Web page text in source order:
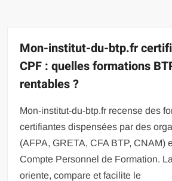
Mon-institut-du-btp.fr
CPF : quelles formations
rentables ?
Mon-institut-du-btp.fr recense des
certifiantes dispensées par des
(AFPA, GRETA, CFA BTP, CNAM)
Compte Personnel de Formation.
oriente, compare et facilite le